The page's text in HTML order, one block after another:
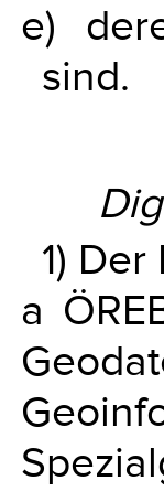
e)
sind.
1)
a